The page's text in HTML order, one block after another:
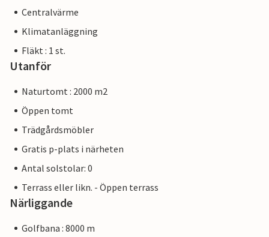
Centralvärme
Klimatanläggning
Fläkt : 1 st.
Utanför
Naturtomt : 2000 m2
Öppen tomt
Trädgårdsmöbler
Gratis p-plats i närheten
Antal solstolar: 0
Terrass eller likn. - Öppen terrass
Närliggande
Golfbana : 8000 m